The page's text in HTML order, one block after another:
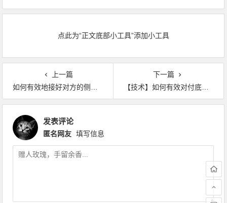
点此为“正文底部小工具”添加小工具
上一篇
如何有效地接好对方的侧拐发球？
下一篇
【技术】如何有效对付底线半高长球？【马凯旋教球】
发表评论
匿名网友 填写信息